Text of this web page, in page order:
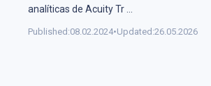
analíticas de Acuity Tr
Published:08.02.2024•Updated:26.05.2026